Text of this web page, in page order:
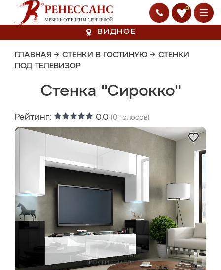
0
ВИДНОЕ
ГЛАВНАЯ → СТЕНКИ В ГОСТИНУЮ → СТЕНКИ
ПОД ТЕЛЕВИЗОР
Стенка "Сирокко"
Рейтинг: 0.0 (0 голосов)